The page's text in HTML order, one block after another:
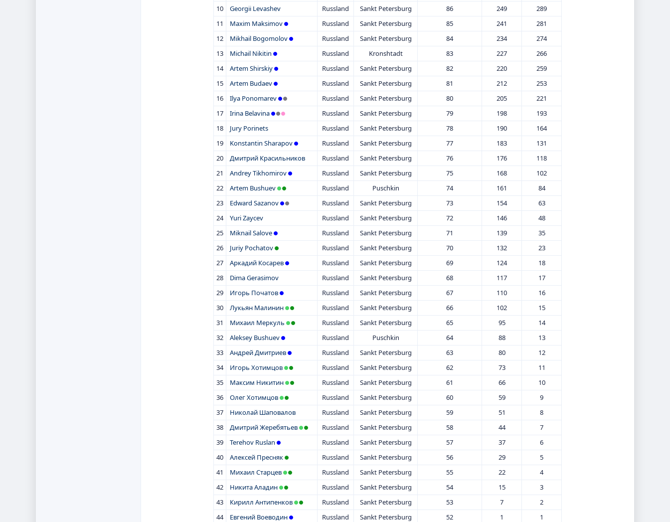
10
Georgii Levashev Russland Sankt Petersburg 86 249
289
11
Maxim Maksimov Russland Sankt Petersburg 85 241
281
12
Mikhail Bogomolov Russland Sankt Petersburg 84 234
274
13
Michail Nikitin Russland Kronshtadt 83 227
266
14
Artem Shirskiy Russland Sankt Petersburg 82 220
259
15
Artem Budaev Russland Sankt Petersburg 81 212
253
16
Ilya Ponomarev Russland Sankt Petersburg 80 205
221
17
Irina Belavina Russland Sankt Petersburg 79 198
193
18
Jury Porinets Russland Sankt Petersburg 78 190
164
19
Konstantin Sharapov Russland Sankt Petersburg 77 183
131
20
Дмитрий Красильников Russland Sankt Petersburg 76 176
118
21
Andrey Tikhomirov Russland Sankt Petersburg 75 168
102
22
Artem Bushuev Russland Puschkin 74 161
84
23
Edward Sazanov Russland Sankt Petersburg 73 154
63
24
Yuri Zaycev Russland Sankt Petersburg 72 146
48
25
Miknail Salove Russland Sankt Petersburg 71 139
35
26
Juriy Pochatov Russland Sankt Petersburg 70 132
23
27
Аркадий Косарев Russland Sankt Petersburg 69 124
18
28
Dima Gerasimov Russland Sankt Petersburg 68 117
17
29
Игорь Початов Russland Sankt Petersburg 67 110
16
30
Лукьян Малинин Russland Sankt Petersburg 66 102
15
31
Михаил Меркуль Russland Sankt Petersburg 65 95
14
32
Aleksey Bushuev Russland Puschkin 64 88
13
33
Андрей Дмитриев Russland Sankt Petersburg 63 80
12
34
Игорь Хотимцов Russland Sankt Petersburg 62 73
11
35
Максим Никитин Russland Sankt Petersburg 61 66
10
36
Олег Хотимцов Russland Sankt Petersburg 60 59
9
37
Николай Шаповалов Russland Sankt Petersburg 59 51
8
38
Дмитрий Жеребятьев Russland Sankt Petersburg 58 44
7
39
Terehov Ruslan Russland Sankt Petersburg 57 37
6
40
Алексей Пресняк Russland Sankt Petersburg 56 29
5
41
Михаил Старцев Russland Sankt Petersburg 55 22
4
42
Никита Аладин Russland Sankt Petersburg 54 15
3
43
Кирилл Антипенков Russland Sankt Petersburg 53 7
2
44
Евгений Воеводин Russland Sankt Petersburg 52 1 1